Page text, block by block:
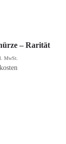
– Rarität
MwSt.